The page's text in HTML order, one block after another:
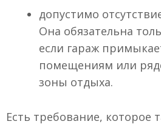
допустимо
Она обязательна
если гараж
помещениям или
зоны отдыха.
Есть требование, которое